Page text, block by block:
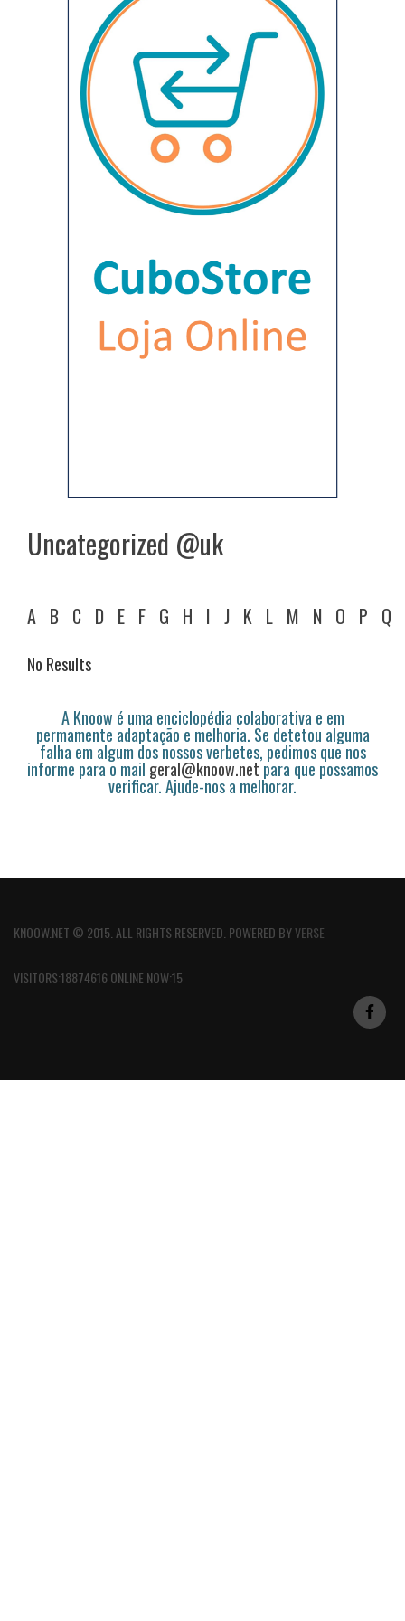
Uncategorized @uk
A B C D E F G H I J K L M N O P Q
No Results
A Knoow é uma enciclopédia colaborativa e em
permamente adaptação e melhoria. Se detetou alguma
falha em algum dos nossos verbetes, pedimos que nos
informe para o mail geral@knoow.netpara que possamos
verificar. Ajude-nos a melhorar.
KNOOW.NET © 2015. ALL RIGHTS RESERVED. POWERED BYVERSE
VISITORS:18874616 ONLINE NOW:15